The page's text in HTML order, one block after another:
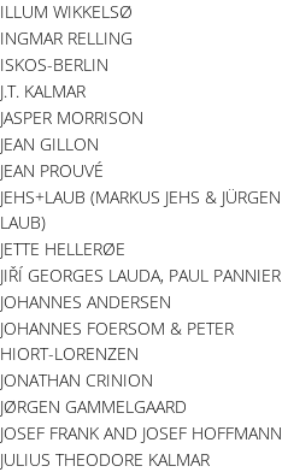
ILLUM WIKKELSØ
INGMAR RELLING
ISKOS-BERLIN
J.T. KALMAR
JASPER MORRISON
JEAN GILLON
JEAN PROUVÉ
JEHS+LAUB (MARKUS JEHS & JÜRGEN
LAUB)
JETTE HELLERØE
JIŘÍ GEORGES LAUDA, PAUL PANNIER
JOHANNES ANDERSEN
JOHANNES FOERSOM & PETER
HIORT-LORENZEN
JONATHAN CRINION
JØRGEN GAMMELGAARD
JOSEF FRANK AND JOSEF HOFFMANN
JULIUS THEODORE KALMAR